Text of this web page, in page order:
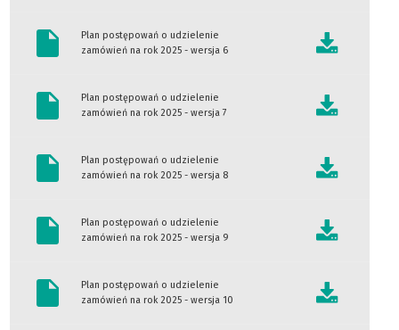
Bydgoszczy
Plan postępowań o udzielenie
zamówień na rok 2025 - wersja 6
Plan postępowań o udzielenie
zamówień na rok 2025 - wersja 7
Plan postępowań o udzielenie
zamówień na rok 2025 - wersja 8
Plan postępowań o udzielenie
zamówień na rok 2025 - wersja 9
Plan postępowań o udzielenie
zamówień na rok 2025 - wersja 10